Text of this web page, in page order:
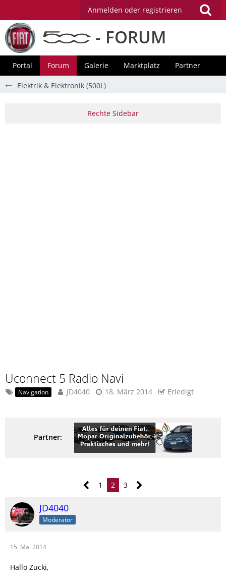
Anmelden oder registrieren
- FORUM
Portal Forum Galerie Marktplatz Partner
Elektrik & Elektronik (500L)
Uconnect 5 Radio Navi
Navigation JD4040 18. März 2014 Erledigt
Partner:
1 2 3
JD4040
Moderator
15. Mai 2014
Hallo Zucki,